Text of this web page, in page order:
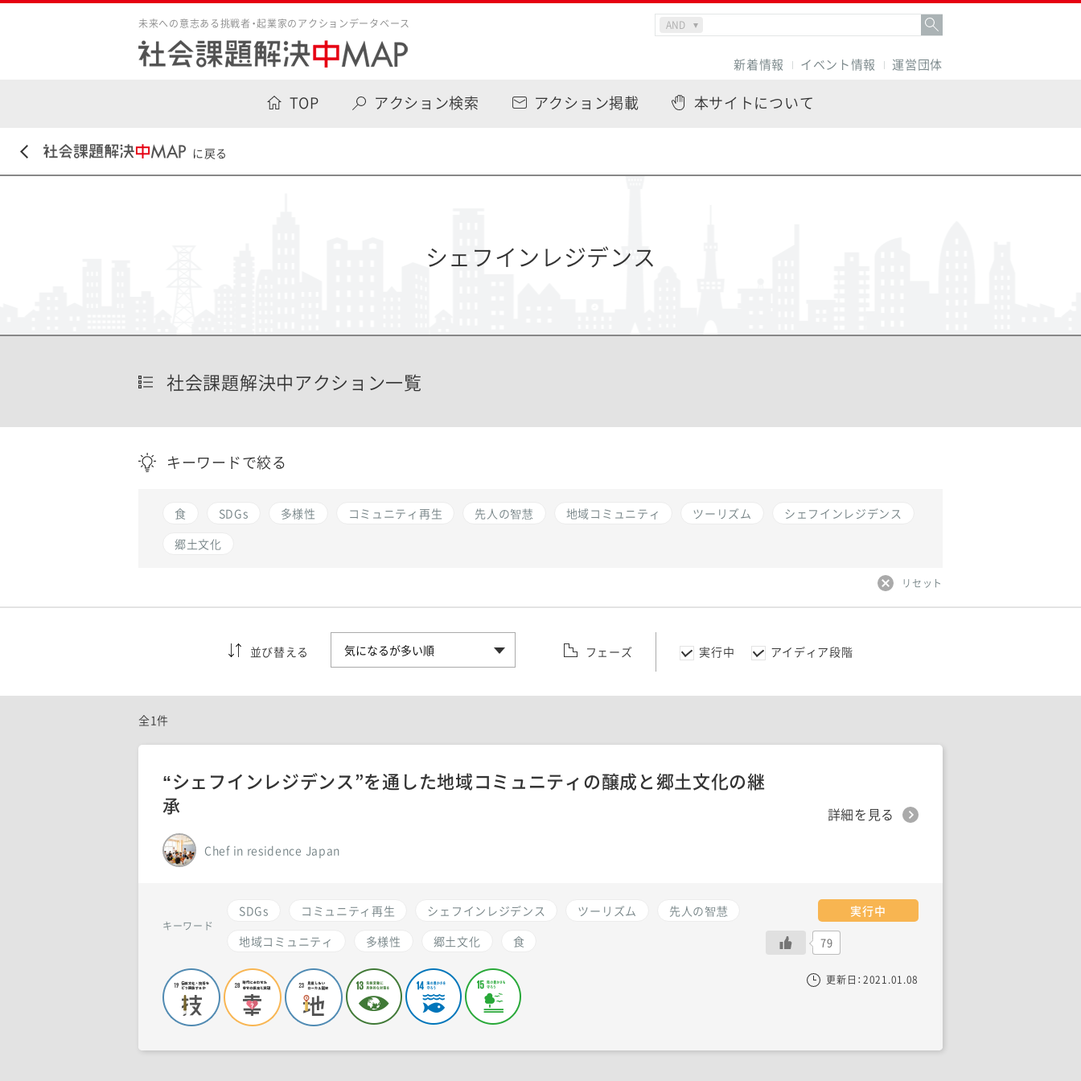
未来への意志ある挑戦者・起業家のアクションデータベース
新着情報 イベント情報 運営団体
TOP アクション検索 アクション掲載 本サイトについて
に戻る
シェフインレジデンス
社会課題解決中アクション一覧
キーワードで絞る
食 SDGs 多様性 コミュニティ再生 先人の智慧 地域コミュニティ ツーリズム
シェフインレジデンス
郷土文化
リセット
並び替える フェーズ 実行中 アイディア段階
全1件
“シェフインレジデンス”を通した地域コミュニティの醸成と郷土文化の継
承
Chef in residence Japan
詳細を見る
キーワード
SDGs コミュニティ再生 シェフインレジデンス ツーリズム
先人の智慧
地域コミュニティ
多様性 郷土文化 食
実行中
79
更新日： 2021.01.08